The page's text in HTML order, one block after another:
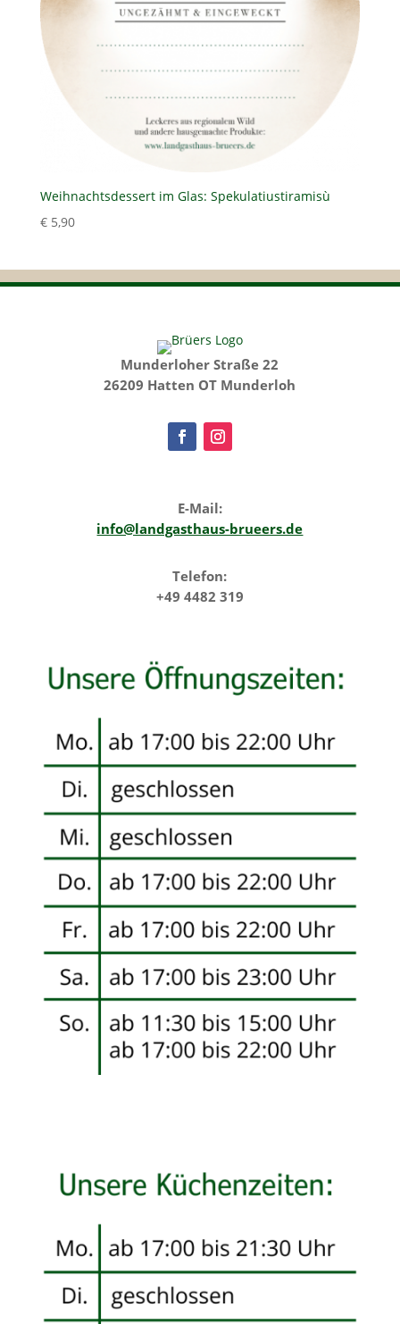
Weihnachtsdessert im Glas: Spekulatiustiramisù
€5,90
Munderloher Straße 22
26209 Hatten OT Munderloh
E-Mail:
info@landgasthaus-brueers.de
Telefon:
+49 4482 319